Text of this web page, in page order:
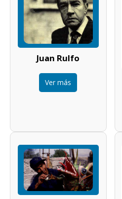
Juan Rulfo
Ver más